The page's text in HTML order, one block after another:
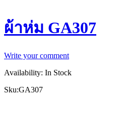
ผ้าห่ม GA307
Write your comment
Availability: In Stock
Sku:GA307